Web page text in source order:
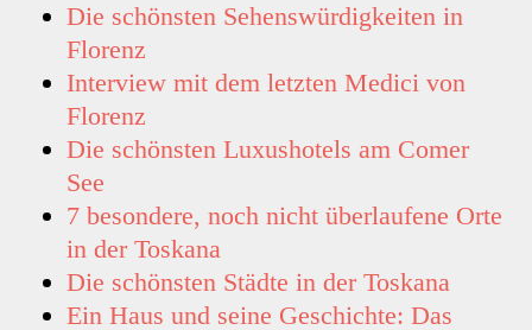
Die schönsten Sehenswürdigkeiten in
Florenz
Interview mit dem letzten Medici von
Florenz
Die schönsten Luxushotels am Comer
See
7 besondere, noch nicht überlaufene Orte
in der Toskana
Die schönsten Städte in der Toskana
Ein Haus und seine Geschichte: Das